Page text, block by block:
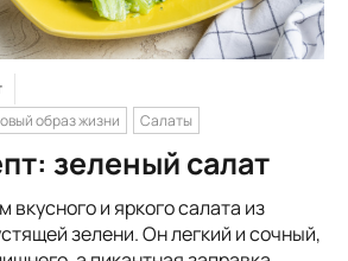
образ жизни Салаты
зеленый салат
и яркого салата из
зелени. Он легкий и сочный,